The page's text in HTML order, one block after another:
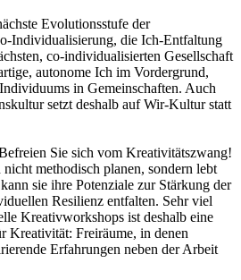
Evolutionsstufe der
Individualisierung, die Ich-Entfaltung
co-individualisierten Gesellschaft
autonome Ich im Vordergrund,
in Gemeinschaften. Auch
setzt deshalb auf Wir-Kultur statt
Sie sich vom Kreativitätszwang!
methodisch planen, sondern lebt
sie ihre Potenziale zur Stärkung der
Resilienz entfalten. Sehr viel
Kreativworkshops ist deshalb eine
Kreativität: Freiräume, in denen
Erfahrungen neben der Arbeit